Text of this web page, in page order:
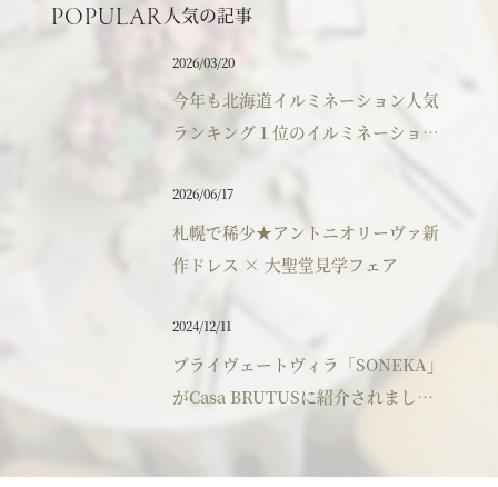
パティスリーご利用の方はこちら
来店予約 オンライン相談
資料請求
人気の記事
POPULAR
2026/03/20
今年も北海道イルミネーション人気
ランキング１位のイルミネーション
へのご来館ありがとうございまし
た。
2026/06/17
札幌で稀少★アントニオリーヴァ新
作ドレス × 大聖堂見学フェア
2024/12/11
プライヴェートヴィラ「SONEKA」
がCasa BRUTUSに紹介されまし